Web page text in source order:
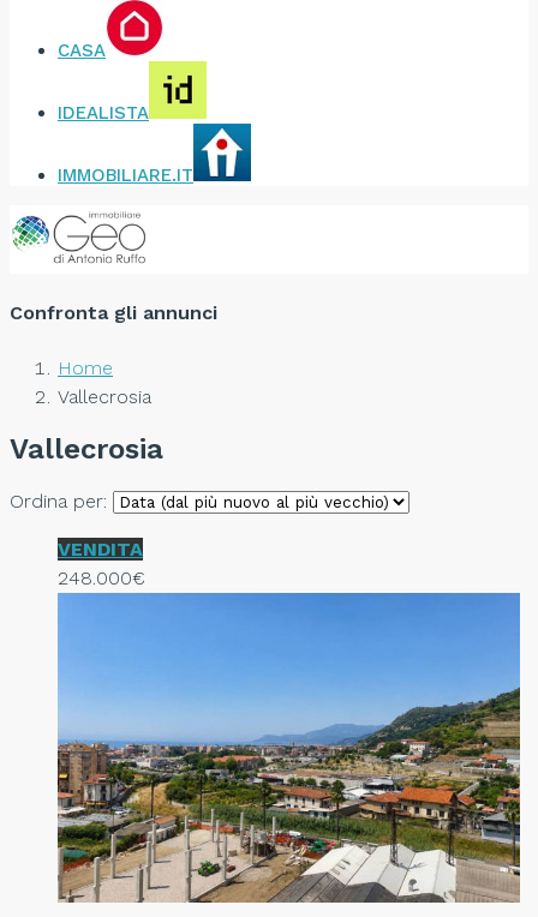
CASA
IDEALISTA
IMMOBILIARE.IT
Confronta gli annunci
Home
Vallecrosia
Vallecrosia
Ordina per:
VENDITA
248.000€